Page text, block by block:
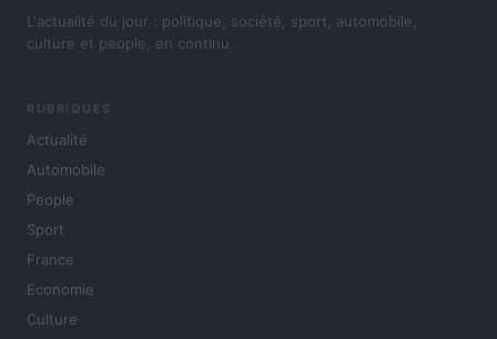
L'actualité du jour : politique, société, sport, automobile,
culture et people, en continu.
RUBRIQUES
Actualité
Automobile
People
Sport
France
Economie
Culture